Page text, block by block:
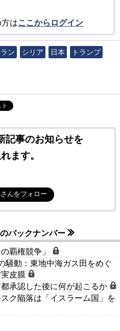
はここからログイン
ン シリア 日本
トランプ
記事のお知らせを
ます。
んをフォロー
バックナンバー
覇権競争」
騒動：東地中海ガス田をめぐ
皮膜
承認した後に何が起こるか
ク陥落は「イスラーム国」を